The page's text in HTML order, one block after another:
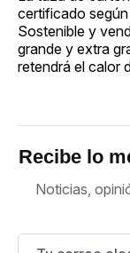
certificado
Sostenible y
grande y extra
retendrá el calor
Recibe lo
Noticias,